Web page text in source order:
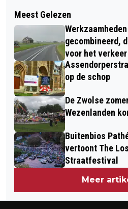
SPEELT NIEUW
DE WOORDEN’
ZWOLLE VERKENT
TUSSENTIJDSE
VLUCHTELINGEN
LOCATIE IN DE TIPPE
Meest Gelezen
gecombineerd,
voor het
op de schop
De Zwolse
Wezenlanden
Buitenbios
vertoont The
Straatfestival
Meer